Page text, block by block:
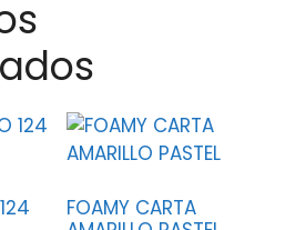
FOAMY CARTA